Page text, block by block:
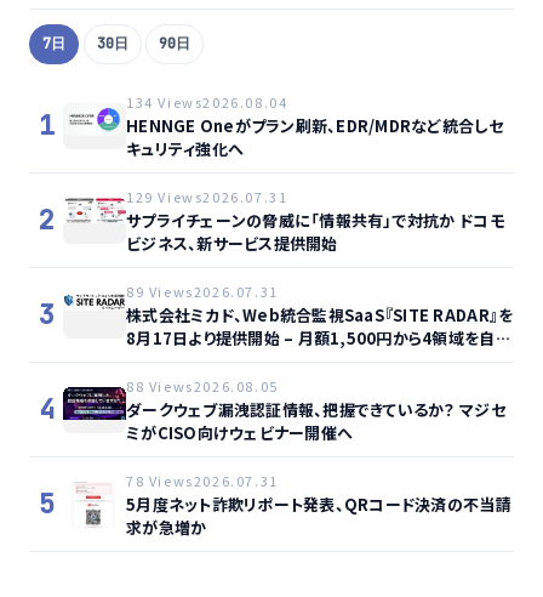
7日 30日 90日
1
134 Views2026.08.04
HENNGE Oneがプラン刷新、EDR/MDRなど統合しセ
キュリティ強化へ
2
129 Views2026.07.31
サプライチェーンの脅威に「情報共有」で対抗か ドコモ
ビジネス、新サービス提供開始
3
89 Views2026.07.31
株式会社ミカド、Web統合監視SaaS『SITE RADAR』を
8月17日より提供開始 – 月額1,500円から4領域を自動
監視、動的サイト…
4
88 Views2026.08.05
ダークウェブ漏洩認証情報、把握できているか？ マジセ
ミがCISO向けウェビナー開催へ
5
78 Views2026.07.31
5月度ネット詐欺リポート発表、QRコード決済の不当請
求が急増か